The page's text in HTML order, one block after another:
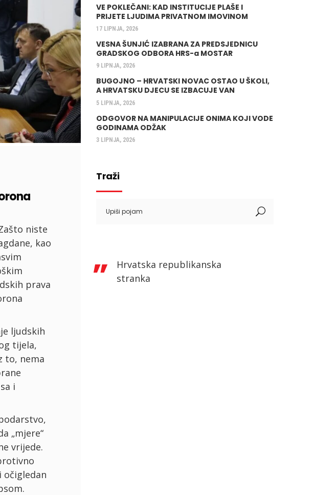
niste
kao
prava
ljudskih
tijela,
to, nema
i
„mjere“
vrijede.
očigledan
VE POKLEČANI: KAD INSTITUCIJE PLAŠE I
PRIJETE LJUDIMA PRIVATNOM IMOVINOM
17 LIPNJA, 2026
VESNA ŠUNJIĆ IZABRANA ZA PREDSJEDNICU
GRADSKOG ODBORA HRS-a MOSTAR
9 LIPNJA, 2026
BUGOJNO – HRVATSKI NOVAC OSTAO U ŠKOLI,
A HRVATSKU DJECU SE IZBACUJE VAN
5 LIPNJA, 2026
ODGOVOR NA MANIPULACIJE ONIMA KOJI VODE
GODINAMA ODŽAK
3 LIPNJA, 2026
Traži
for:
Hrvatska republikanska
stranka